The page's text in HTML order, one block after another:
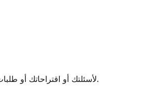
لأسئلتك أو اقتراحاتك أو طلبات الشراكة، تواصل معنا بحرية. سنرد عليك في أقرب وقت ممكن.